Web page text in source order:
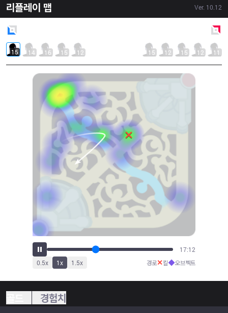
리플레이 맵 Ver. 10.12
15 14 16 15 12 15 12 15 12 11
19:00
0.5x 1x 1.5x 경로✕킬◆오브젝트
경험치